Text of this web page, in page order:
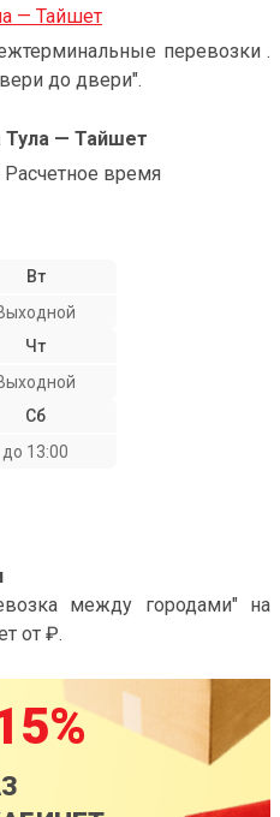
— Тайшет
перевозки .
до двери".
— Тайшет
Расчетное время
Вт
Чт
Сб
до 13:00
между городами" на
от ₽.